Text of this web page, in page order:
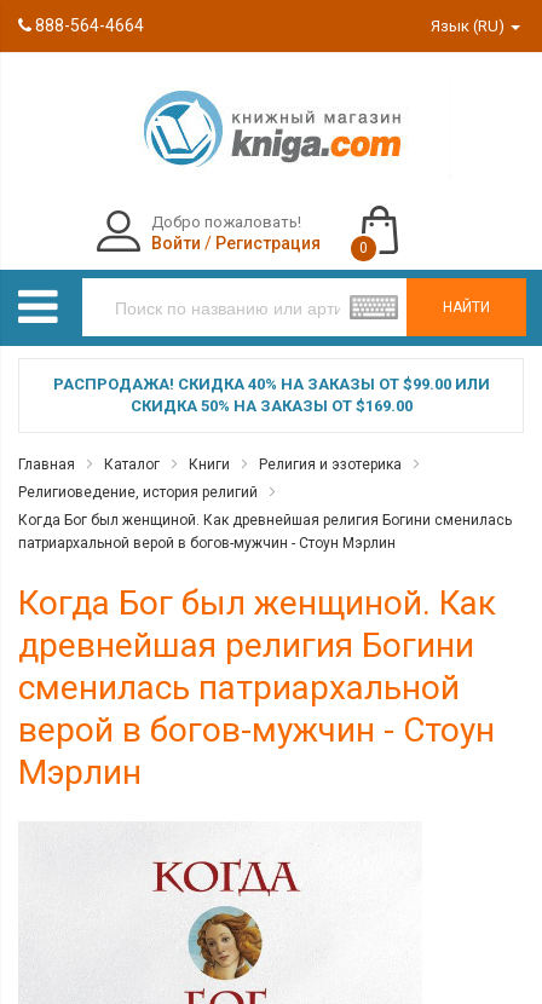
888-564-4664 Язык (RU)
НАЙТИ
Добро пожаловать!
Войти / Регистрация 0
РАСПРОДАЖА! СКИДКА 40% НА ЗАКАЗЫ ОТ $99.00 ИЛИ
СКИДКА 50% НА ЗАКАЗЫ ОТ $169.00
Главная Каталог Книги
Религия и эзотерика
Религиоведение, история религий
Когда Бог был женщиной. Как древнейшая религия Богини сменилась
патриархальной верой в богов-мужчин - Стоун Мэрлин
Когда Бог был женщиной. Как
древнейшая религия Богини
сменилась патриархальной
верой в богов-мужчин - Стоун
Мэрлин